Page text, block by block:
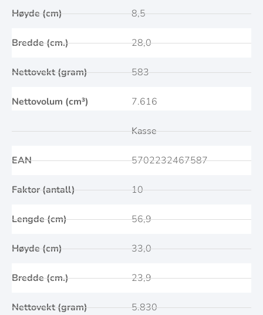
Høyde (cm)
Bredde (cm.)
Nettovekt (gram)
Nettovolum (cm³)
8,5
28,0
583
7.616
EAN
Faktor (antall)
Lengde (cm)
Høyde (cm)
Bredde (cm.)
Nettovekt (gram)
Kasse
5702232467587
10
56,9
33,0
23,9
5.830